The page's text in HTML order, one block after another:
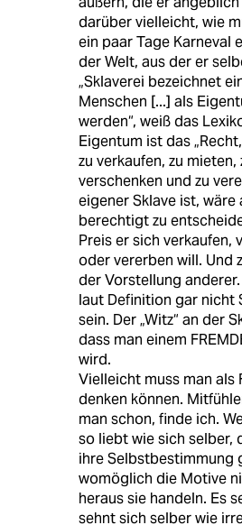
darüber vielleicht, wie
ein paar Tage Karneval
der Welt, aus der er
„Sklaverei bezeichnet
Menschen [...] als
werden“, weiß das
Eigentum ist das
zu verkaufen, zu mieten,
verschenken und zu
eigener Sklave ist, wäre
berechtigt zu
Preis er sich verkaufen,
oder vererben will. Und
der Vorstellung
laut Definition gar nicht
sein. Der „Witz“ an der
dass man einem
wird.
Vielleicht muss man als
denken können.
man schon, finde ich.
so liebt wie sich selber,
ihre Selbstbestimmung
womöglich die Motive
heraus sie handeln. Es
sehnt sich selber wie